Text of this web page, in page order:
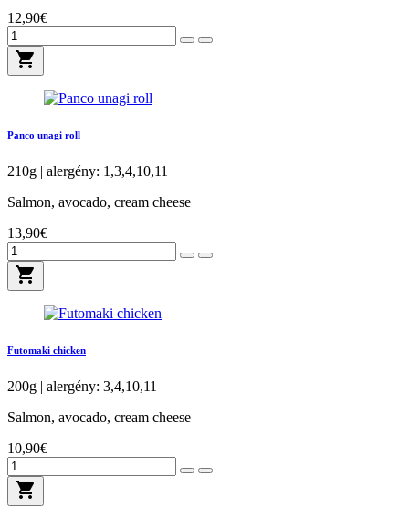
12,90€
shopping_cart
Panco unagi roll
210g | alergény: 1,3,4,10,11
Salmon, avocado, cream cheese
13,90€
shopping_cart
Futomaki chicken
200g | alergény: 3,4,10,11
Salmon, avocado, cream cheese
10,90€
shopping_cart